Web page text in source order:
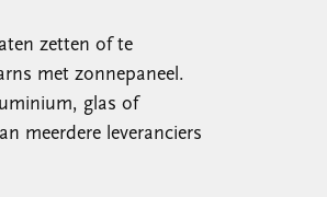
zetten of te
met zonnepaneel.
glas of
meerdere leveranciers